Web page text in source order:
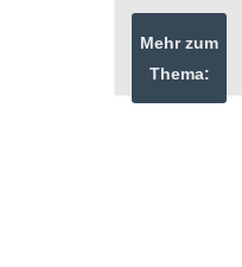
Mehr zum
Thema: